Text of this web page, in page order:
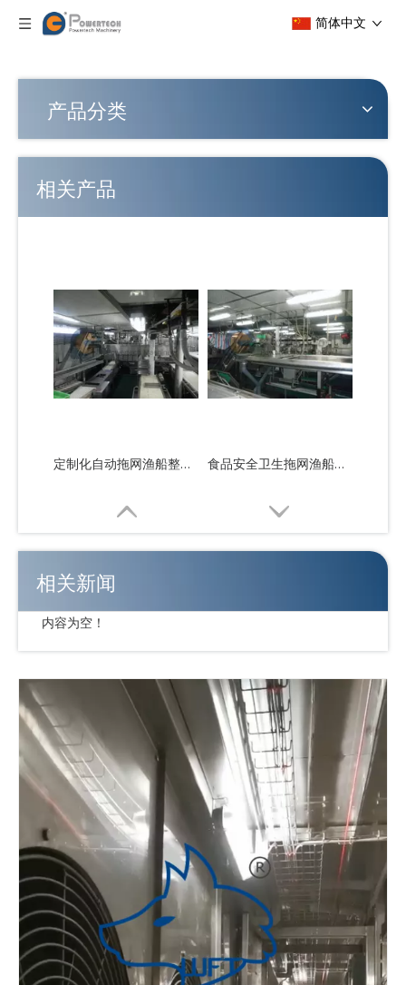
简体中文
产品分类
相关产品
定制化自动拖网渔船整体解决方案 食品安全卫生拖网渔船整体解决方案
工业食品级拖网渔船整体解决方案 操作简单的自动拖网渔船整体解决方案
相关新闻
内容为空！